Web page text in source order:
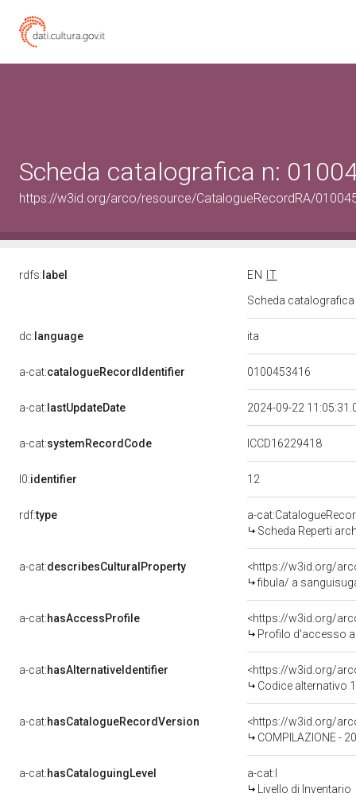
Scheda catalografica n:
https://w3id.org/arco/resource/CatalogueRecordRA/
rdfs: label EN
IT
Scheda
dc: language ita
a-cat:catalogueRecordIdentifier 0100453416
a-cat: lastUpdateDate 2024-09-22
a-cat:systemRecordCode ICCD16229418
l0:identifier 12
rdf:type
a-
Scheda Reperti
a-cat:describesCulturalProperty
<https://w3id.org/
fibula/ a sanguisuga -
a-cat:hasAccessProfile
<https://w3id.org/
Profilo d'accesso
a-cat:hasAlternativeIdentifier
<https://w3id.org/
Codice alternativo
a-cat:hasCatalogueRecordVersion
<https://w3id.org/
COMPILAZIONE -
a-cat:hasCataloguingLevel
a-cat:I
Livello di Inventario